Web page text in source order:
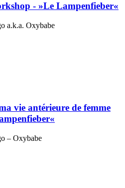
- »Le Lampenfieber«
a.k.a. Oxybabe
vie antérieure de femme
– Oxybabe